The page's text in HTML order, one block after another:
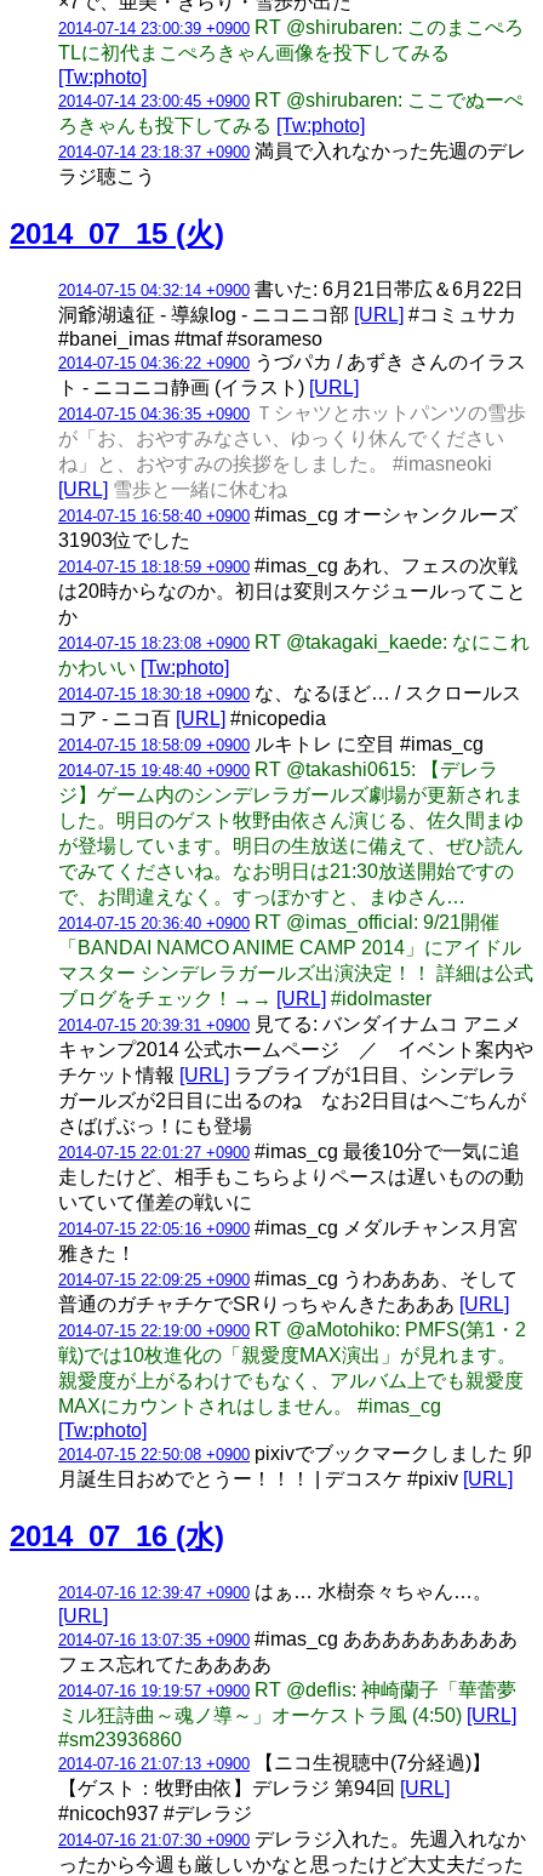
2014-07-14 23:00:39 +0900 RT @shirubaren: このまこぺろ
TLに初代まこぺろきゃん画像を投下してみる
[Tw:photo]
2014-07-14 23:00:45 +0900 RT @shirubaren: ここでぬーぺ
ろきゃんも投下してみる [Tw:photo]
2014-07-14 23:18:37 +0900 満員で入れなかった先週のデレ
ラジ聴こう
2014_07_15 (火)
2014-07-15 04:32:14 +0900 書いた: 6月21日帯広＆6月22日
洞爺湖遠征 - 導線log - ニコニコ部 [URL] #コミュサカ
#banei_imas #tmaf #sorameso
2014-07-15 04:36:22 +0900 うづパカ / あずき さんのイラス
ト - ニコニコ静画 (イラスト) [URL]
2014-07-15 04:36:35 +0900 Ｔシャツとホットパンツの雪歩
が「お、おやすみなさい、ゆっくり休んでください
ね」と、おやすみの挨拶をしました。 #imasneoki
[URL] 雪歩と一緒に休むね
2014-07-15 16:58:40 +0900 #imas_cg オーシャンクルーズ
31903位でした
2014-07-15 18:18:59 +0900 #imas_cg あれ、フェスの次戦
は20時からなのか。初日は変則スケジュールってこと
か
2014-07-15 18:23:08 +0900 RT @takagaki_kaede: なにこれ
かわいい [Tw:photo]
2014-07-15 18:30:18 +0900 な、なるほど… / スクロールス
コア - ニコ百 [URL] #nicopedia
2014-07-15 18:58:09 +0900 ルキトレ に空目 #imas_cg
2014-07-15 19:48:40 +0900 RT @takashi0615: 【デレラ
ジ】ゲーム内のシンデレラガールズ劇場が更新されま
した。明日のゲスト牧野由依さん演じる、佐久間まゆ
が登場しています。明日の生放送に備えて、ぜひ読ん
でみてくださいね。なお明日は21:30放送開始ですの
で、お間違えなく。すっぽかすと、まゆさん…
2014-07-15 20:36:40 +0900 RT @imas_official: 9/21開催
「BANDAI NAMCO ANIME CAMP 2014」にアイドル
マスター シンデレラガールズ出演決定！！ 詳細は公式
ブログをチェック！→→ [URL] #idolmaster
2014-07-15 20:39:31 +0900 見てる: バンダイナムコ アニメ
キャンプ2014 公式ホームページ ／ イベント案内や
チケット情報 [URL] ラブライブが1日目、シンデレラ
ガールズが2日目に出るのね なお2日目はへごちんが
さばげぶっ！にも登場
2014-07-15 22:01:27 +0900 #imas_cg 最後10分で一気に追
走したけど、相手もこちらよりペースは遅いものの動
いていて僅差の戦いに
2014-07-15 22:05:16 +0900 #imas_cg メダルチャンス月宮
雅きた！
2014-07-15 22:09:25 +0900 #imas_cg うわあああ、そして
普通のガチャチケでSRりっちゃんきたあああ [URL]
2014-07-15 22:19:00 +0900 RT @aMotohiko: PMFS(第1・2
戦)では10枚進化の「親愛度MAX演出」が見れます。
親愛度が上がるわけでもなく、アルバム上でも親愛度
MAXにカウントされはしません。 #imas_cg
[Tw:photo]
2014-07-15 22:50:08 +0900 pixivでブックマークしました 卯
月誕生日おめでとうー！！！ | デコスケ #pixiv [URL]
2014_07_16 (水)
2014-07-16 12:39:47 +0900 はぁ… 水樹奈々ちゃん…。
[URL]
2014-07-16 13:07:35 +0900 #imas_cg あああああああああ
フェス忘れてたああああ
2014-07-16 19:19:57 +0900 RT @deflis: 神崎蘭子「華蕾夢
ミル狂詩曲～魂ノ導～」オーケストラ風 (4:50) [URL]
#sm23936860
2014-07-16 21:07:13 +0900 【ニコ生視聴中(7分経過)】
【ゲスト：牧野由依】デレラジ 第94回 [URL]
#nicoch937 #デレラジ
2014-07-16 21:07:30 +0900 デレラジ入れた。先週入れなか
ったから今週も厳しいかなと思ったけど大丈夫だった